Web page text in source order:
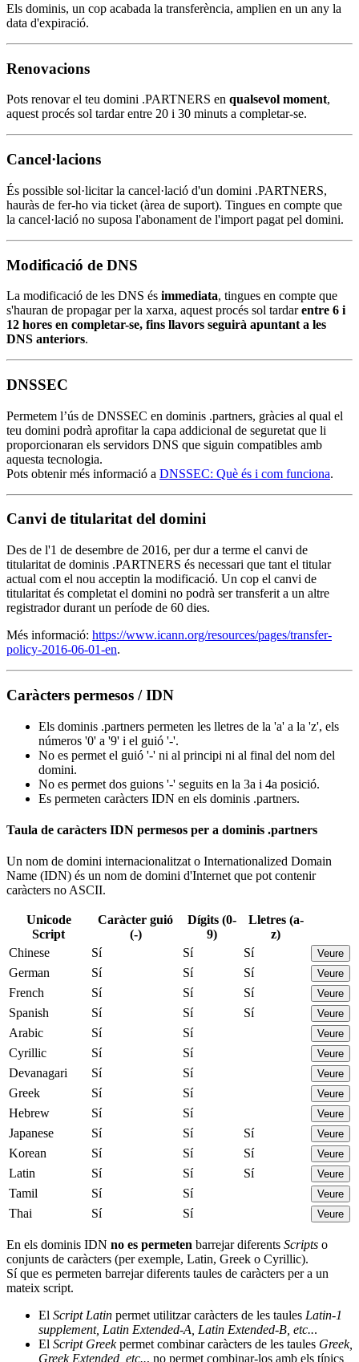
Els dominis, un cop acabada la transferència, amplien en un any la
data d'expiració.
Renovacions
Pots renovar el teu domini .PARTNERS en qualsevol moment,
aquest procés sol tardar entre 20 i 30 minuts a completar-se.
Cancel·lacions
És possible sol·licitar la cancel·lació d'un domini .PARTNERS,
hauràs de fer-ho via ticket (àrea de suport). Tingues en compte que
la cancel·lació no suposa l'abonament de l'import pagat pel domini.
Modificació de DNS
La modificació de les DNS és immediata, tingues en compte que
s'hauran de propagar per la xarxa, aquest procés sol tardarentre 6 i
12 hores en completar-se, fins llavors seguirà apuntant a les
DNS anteriors.
DNSSEC
Permetem l’ús de DNSSEC en dominis .partners, gràcies al qual el
teu domini podrà aprofitar la capa addicional de seguretat que li
proporcionaran els servidors DNS que siguin compatibles amb
aquesta tecnologia.
Pots obtenir més informació a DNSSEC: Què és i com funciona.
Canvi de titularitat del domini
Des de l'1 de desembre de 2016, per dur a terme el canvi de
titularitat de dominis .PARTNERS és necessari que tant el titular
actual com el nou acceptin la modificació. Un cop el canvi de
titularitat és completat el domini no podrà ser transferit a un altre
registrador durant un període de 60 dies.
Més informació: https://www.icann.org/resources/pages/transfer-
policy-2016-06-01-en.
Caràcters permesos / IDN
Els dominis .partners permeten les lletres de la 'a' a la 'z', els
números '0' a '9' i el guió '-'.
No es permet el guió '-' ni al principi ni al final del nom del
domini.
No es permet dos guions '-' seguits en la 3a i 4a posició.
Es permeten caràcters IDN en els dominis .partners.
Taula de caràcters IDN permesos per a dominis .partners
Un nom de domini internacionalitzat o Internationalized Domain
Name (IDN) és un nom de domini d'Internet que pot contenir
caràcters no ASCII.
Unicode
Script
Caràcter guió
(-)
Dígits (0-
9)
Lletres (a-
z)
Chinese
Sí Sí Sí Veure
German Sí Sí Sí Veure
French Sí Sí Sí Veure
Spanish Sí Sí Sí Veure
Arabic Sí Sí Veure
Cyrillic Sí Sí Veure
Devanagari Sí Sí Veure
Greek Sí Sí Veure
Hebrew Sí Sí Veure
Japanese Sí Sí Sí Veure
Korean Sí Sí Sí Veure
Latin Sí Sí Sí Veure
Tamil Sí Sí Veure
Thai Sí Sí Veure
En els dominis IDN no es permeten barrejar diferents Scripts o
conjunts de caràcters (per exemple, Latin, Greek o Cyrillic).
Sí que es permeten barrejar diferents taules de caràcters per a un
mateix script.
El Script Latin permet utilitzar caràcters de les taules Latin-1
supplement, Latin Extended-A, Latin Extended-B, etc...
El Script Greekpermet combinar caràcters de les taules Greek,
Greek Extended, etc.., no permet combinar-los amb els típics